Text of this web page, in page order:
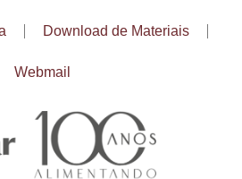
Download de Materiais
Webmail